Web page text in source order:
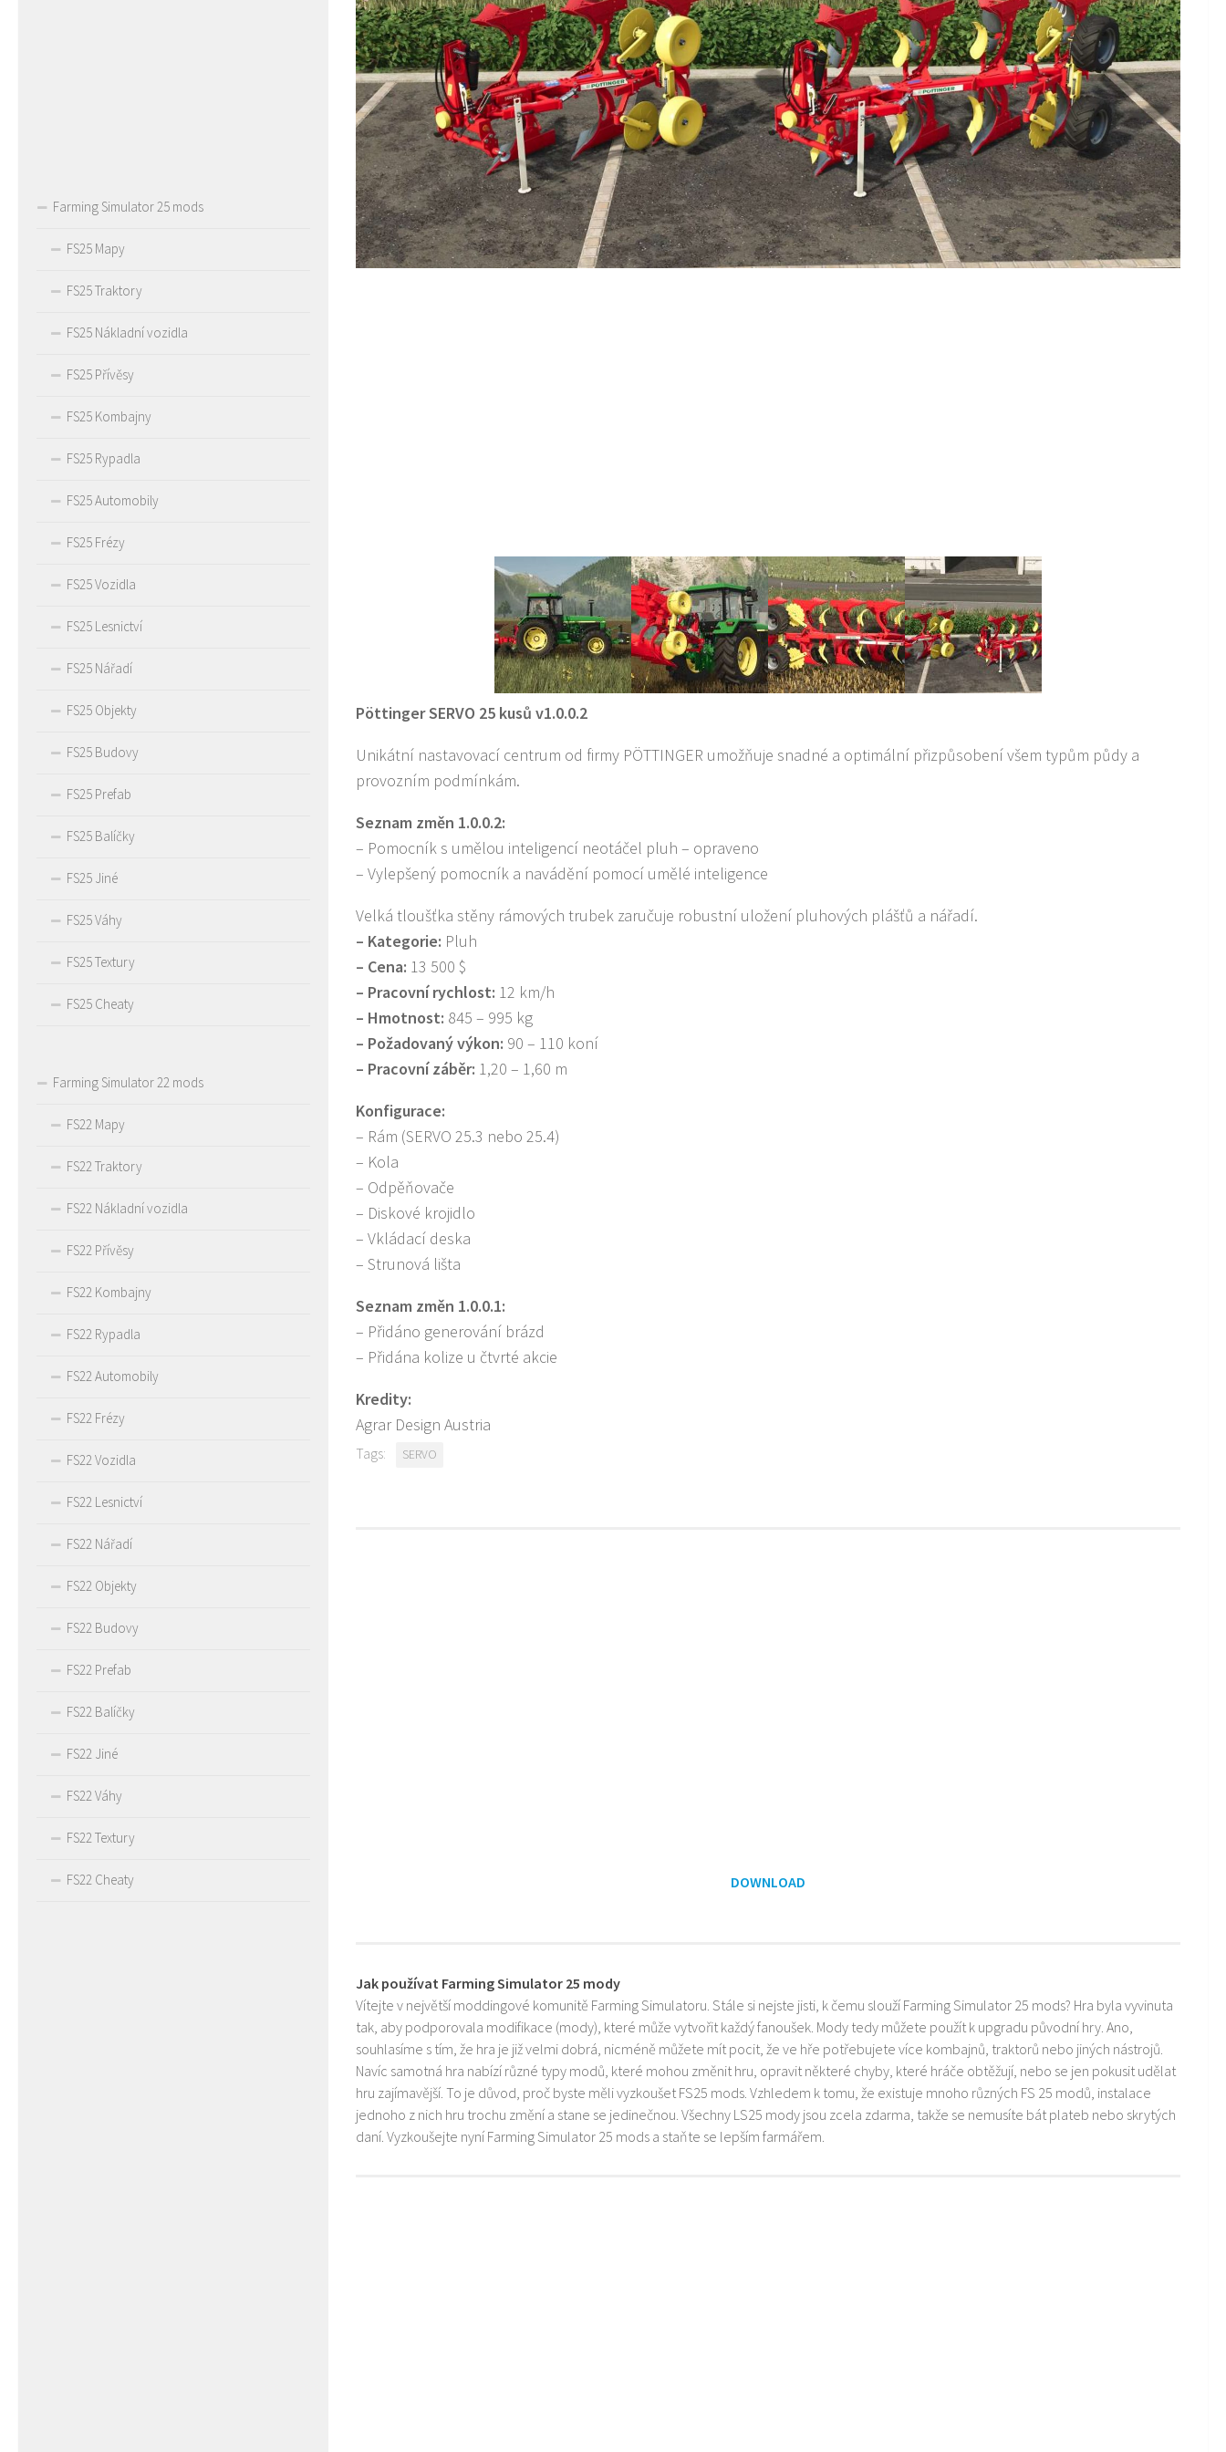
Pöttinger SERVO 25 kusů v1.0.0.2
Unikátní nastavovací centrum od firmy PÖTTINGER umožňuje snadné a optimální přizpůsobení všem typům půdy a
provozním podmínkám.
Seznam změn 1.0.0.2:
– Pomocník s umělou inteligencí neotáčel pluh – opraveno
– Vylepšený pomocník a navádění pomocí umělé inteligence
Velká tloušťka stěny rámových trubek zaručuje robustní uložení pluhových plášťů a nářadí.
– Kategorie: Pluh
– Cena: 13 500 $
– Pracovní rychlost: 12 km/h
– Hmotnost: 845 – 995 kg
– Požadovaný výkon: 90 – 110 koní
– Pracovní záběr: 1,20 – 1,60 m
Konfigurace:
– Rám (SERVO 25.3 nebo 25.4)
– Kola
– Odpěňovače
– Diskové krojidlo
– Vkládací deska
– Strunová lišta
Seznam změn 1.0.0.1:
– Přidáno generování brázd
– Přidána kolize u čtvrté akcie
Kredity:
Agrar Design Austria
Tags: SERVO
DOWNLOAD
Jak používat Farming Simulator 25 mody
Vítejte v největší moddingové komunitě Farming Simulatoru. Stále si nejste jisti, k čemu slouží Farming Simulator 25 mods? Hra byla vyvinuta
tak, aby podporovala modifikace (mody), které může vytvořit každý fanoušek. Mody tedy můžete použít k upgradu původní hry. Ano,
souhlasíme s tím, že hra je již velmi dobrá, nicméně můžete mít pocit, že ve hře potřebujete více kombajnů, traktorů nebo jiných nástrojů.
Navíc samotná hra nabízí různé typy modů, které mohou změnit hru, opravit některé chyby, které hráče obtěžují, nebo se jen pokusit udělat
hru zajímavější. To je důvod, proč byste měli vyzkoušet FS25 mods. Vzhledem k tomu, že existuje mnoho různých FS 25 modů, instalace
jednoho z nich hru trochu změní a stane se jedinečnou. Všechny LS25 mody jsou zcela zdarma, takže se nemusíte bát plateb nebo skrytých
daní. Vyzkoušejte nyní Farming Simulator 25 mods a staňte se lepším farmářem.
Farming Simulator 25 mods
FS25 Mapy
FS25 Traktory
FS25 Nákladní vozidla
FS25 Přívěsy
FS25 Kombajny
FS25 Rypadla
FS25 Automobily
FS25 Frézy
FS25 Vozidla
FS25 Lesnictví
FS25 Nářadí
FS25 Objekty
FS25 Budovy
FS25 Prefab
FS25 Balíčky
FS25 Jiné
FS25 Váhy
FS25 Textury
FS25 Cheaty
Farming Simulator 22 mods
FS22 Mapy
FS22 Traktory
FS22 Nákladní vozidla
FS22 Přívěsy
FS22 Kombajny
FS22 Rypadla
FS22 Automobily
FS22 Frézy
FS22 Vozidla
FS22 Lesnictví
FS22 Nářadí
FS22 Objekty
FS22 Budovy
FS22 Prefab
FS22 Balíčky
FS22 Jiné
FS22 Váhy
FS22 Textury
FS22 Cheaty